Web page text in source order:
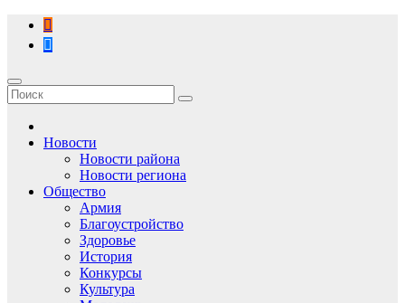
Перейти
содержимому
Новости
Новости района
Новости региона
Общество
Армия
Благоустройство
Здоровье
История
Конкурсы
Культура